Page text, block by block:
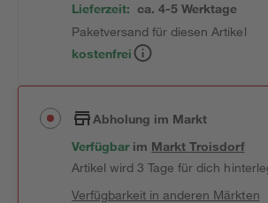
Lieferzeit: ca. 4-5 Werktage
Paketversand für diesen Artikel
kostenfrei
Abholung im Markt
Verfügbar im MarktTroisdorf
Artikel wird 3 Tage für dich
Verfügbarkeit in anderen Märkten